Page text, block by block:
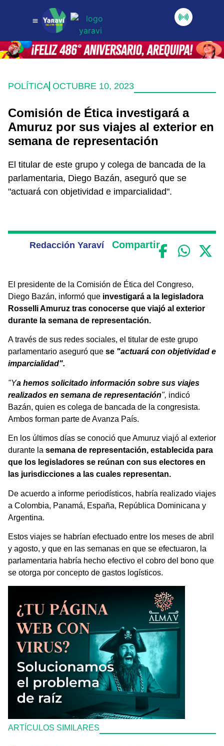
ARTÍCULOS SIMILARES
POLÍTICA OCTUBRE 10, 2023
Comisión de Ética investigará a
Amuruz por sus viajes al exterior en
semana de representación
El titular de este grupo y colega de bancada de la
parlamentaria, Diego Bazán, aseguró que se
"actuará con objetividad e imparcialidad".
Redacción Yaraví Compartir
El presidente de la Comisión de Ética del Congreso,
Diego Bazán, informó que investigará a la legisladora
Rosselli Amuruz tras conocerse que viajó al exterior
durante la semana de representación.
A través de sus redes sociales, el titular de este grupo
parlamentario aseguró que se "actuará con objetividad e
imparcialidad".
"Ya hemos solicitado información sobre sus viajes
realizados en semana de representación", indicó
Bazán, quien es colega de bancada de la congresista.
Ambos forman parte de Avanza País.
En los últimos días se conoció que Amuruz viajó al exterior
durante la semana de representación, establecida para
que los legisladores se reúnan con sus electores en
las jurisdicciones a las cuales representan.
De acuerdo a informe periodísticos, habría realizado viajes
a Colombia, Panamá, España, República Dominicana y
Argentina.
Estos viajes se habrían efectuado entre los meses de abril
y agosto, y que en las semanas en que se efectuaron, la
parlamentaria habría hecho efectivo el cobro del bono que
se otorga por concepto de gastos logísticos.